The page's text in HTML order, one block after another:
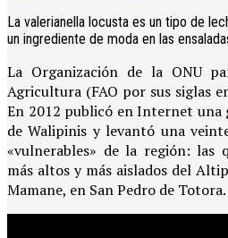
La valerianella locusta es un tipo de
un ingrediente de moda en las
La Organización de la ONU
Agricultura (FAO por sus siglas
En 2012 publicó en Internet
de Walipinis y levantó una
«vulnerables» de la región: las
más altos y más aislados del
Mamane, en San Pedro de Totora.